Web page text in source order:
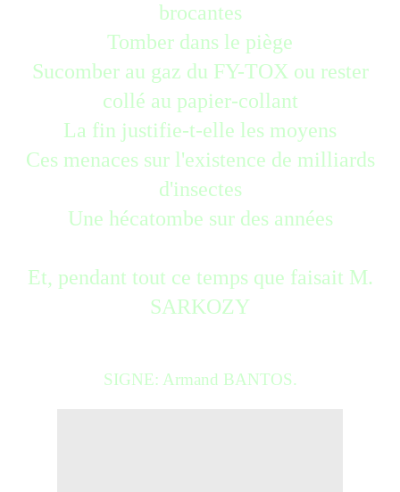
brocantes
Tomber dans le piège
Sucomber au gaz du FY-TOX ou rester
collé au papier-collant
La fin justifie-t-elle les moyens
Ces menaces sur l'existence de milliards
d'insectes
Une hécatombe sur des années
Et, pendant tout ce temps que faisait M.
SARKOZY
SIGNE: Armand BANTOS.